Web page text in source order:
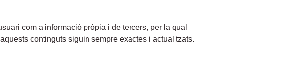
com a informació pròpia i de tercers, per la qual
continguts siguin sempre exactes i actualitzats.